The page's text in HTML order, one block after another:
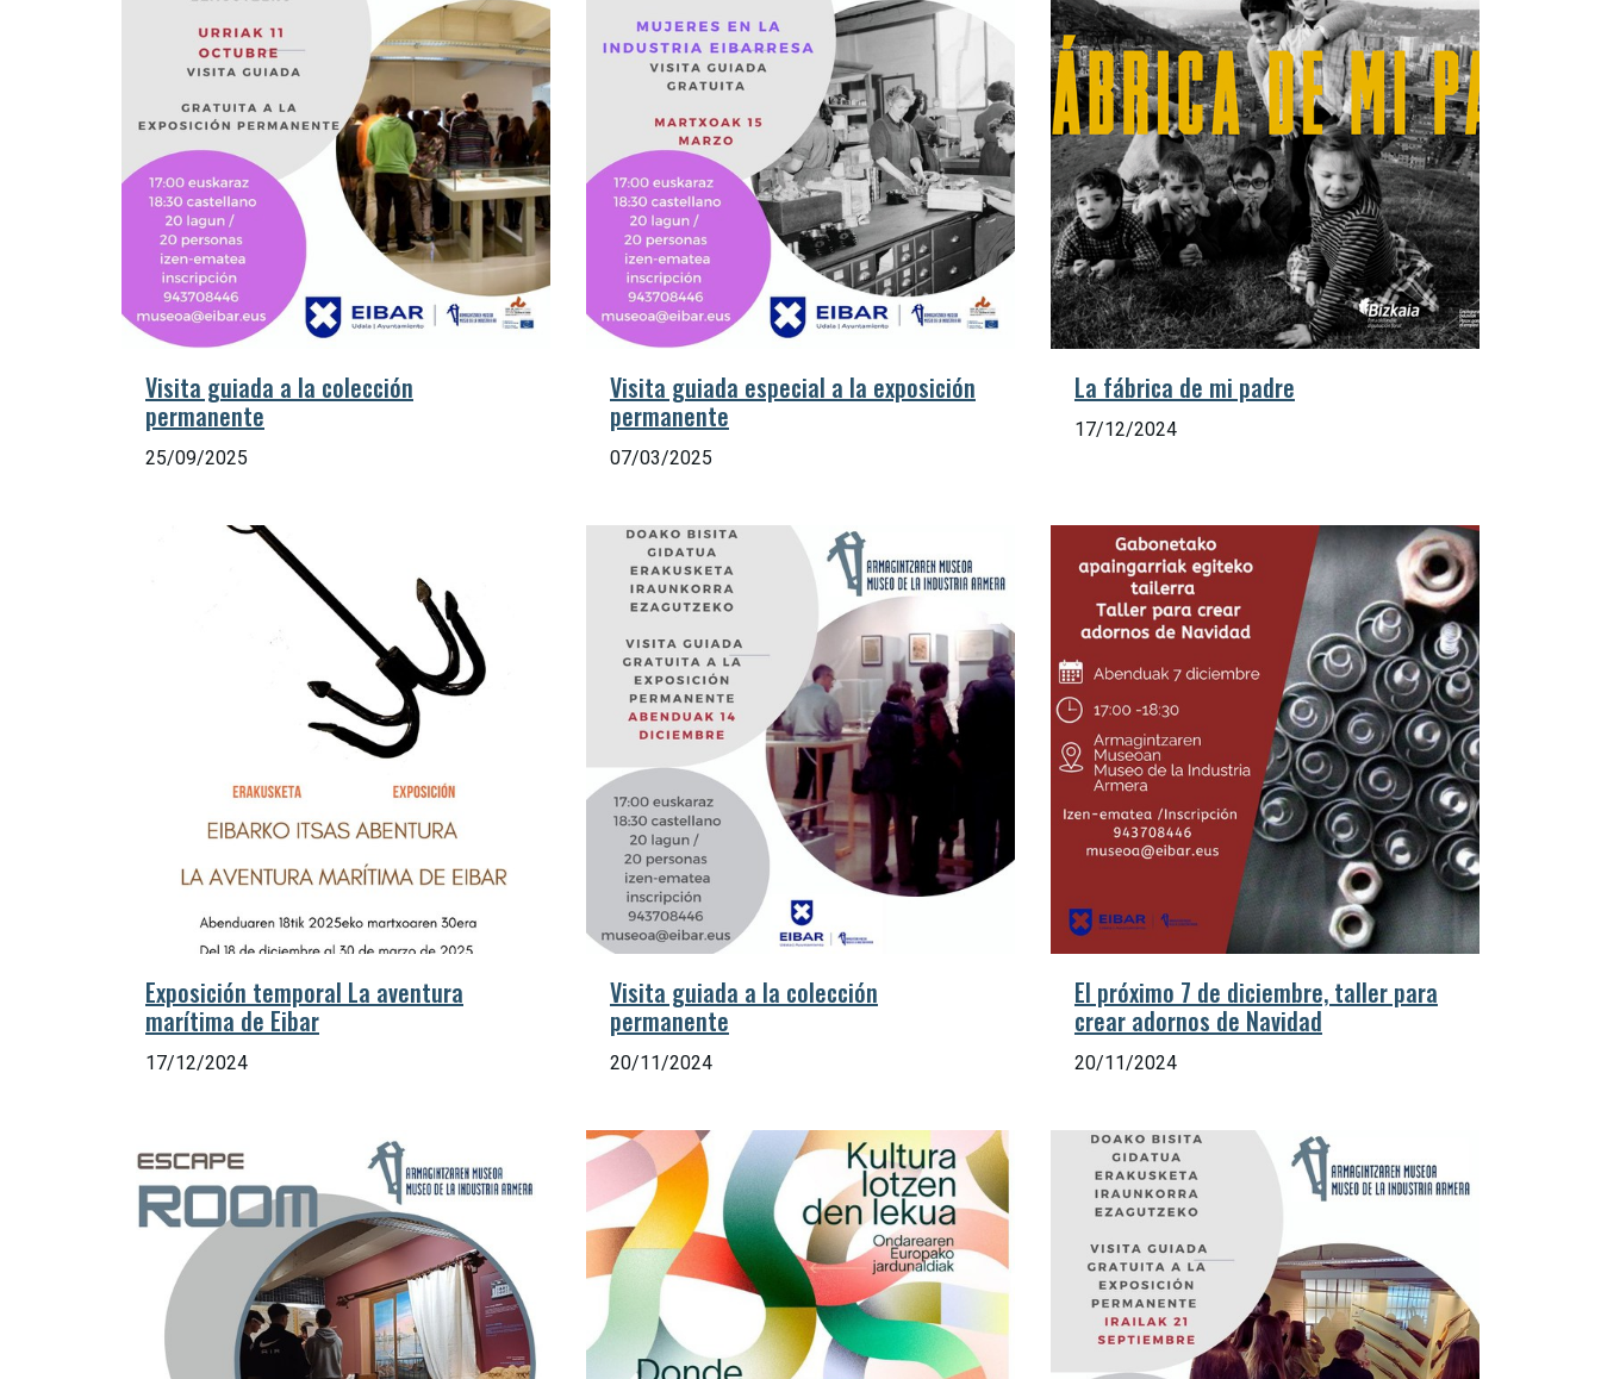
Visita guiada a la colección
permanente
25/09/2025
Visita guiada especial a la exposición
permanente
07/03/2025
La fábrica de mi padre
17/12/2024
Exposición temporal La aventura
marítima de Eibar
17/12/2024
Visita guiada a la colección
permanente
20/11/2024
El próximo 7 de diciembre, taller para
crear adornos de Navidad
20/11/2024